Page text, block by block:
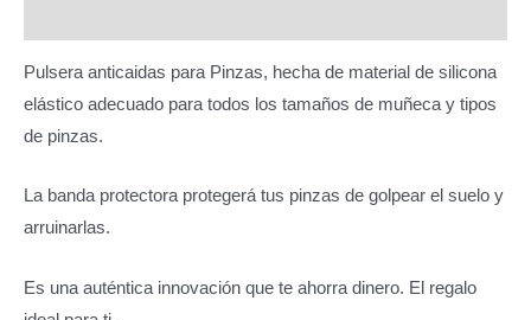
Pulsera anticaidas para Pinzas, hecha de material de silicona
elástico adecuado para todos los tamaños de muñeca y tipos
de pinzas.
La banda protectora protegerá tus pinzas de golpear el suelo y
arruinarlas.
Es una auténtica innovación que te ahorra dinero. El regalo